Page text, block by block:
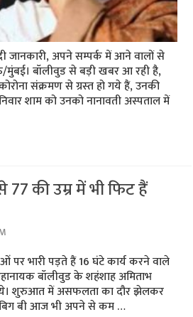
जानकारी, अपने सम्‍पर्क में आने वालों से
बॉलीवुड से बड़ी खबर आ रही है,
संक्रमण से ग्रस्‍त हो गये हैं, उनकी
शाम को उनको नानावती अस्‍पताल में
की उम्र में भी फि‍ट हैं
पर भारी पड़ते हैं 16 घंटे कार्य करने वाले
बॉलीवुड के शहंशाह अमिताभ
शुरुआत में असफलता का दौर झेलकर
बी आज भी अपने से कम …